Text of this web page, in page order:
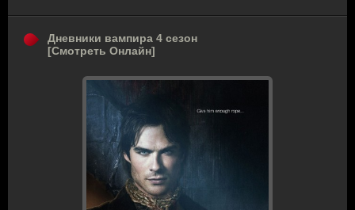
Дневники вампира 4 сезон
[Смотреть Онлайн]